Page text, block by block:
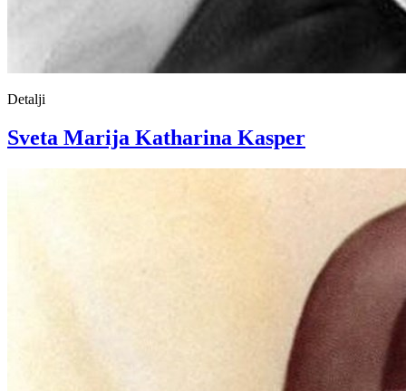
Detalji
Sveta Marija Katharina Kasper